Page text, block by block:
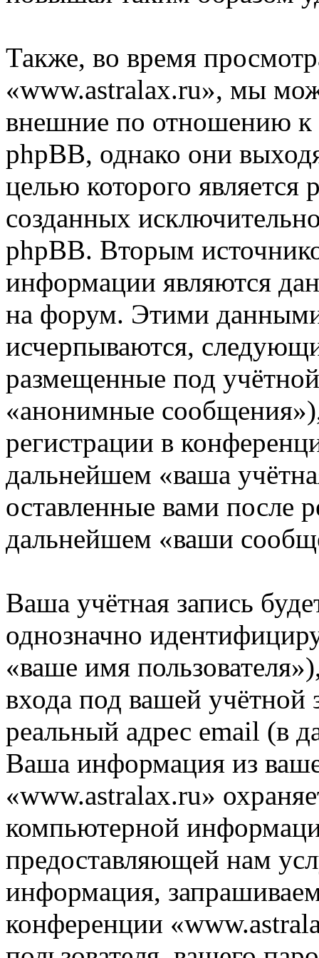
Также, во время
«www.astralax.ru», мы
внешние по отношению
phpBB, однако они
целью которого является
созданных
phpBB. Вторым
информации являются
на форум. Этими
исчерпываются,
размещенные под
«анонимные
регистрации в
дальнейшем «ваша
оставленные вами после
дальнейшем «ваши
Ваша учётная запись
однозначно
«ваше имя
входа под вашей учётной
реальный адрес email (в
Ваша информация из
«www.astralax.ru»
компьютерной
предоставляющей нам
информация,
конференции